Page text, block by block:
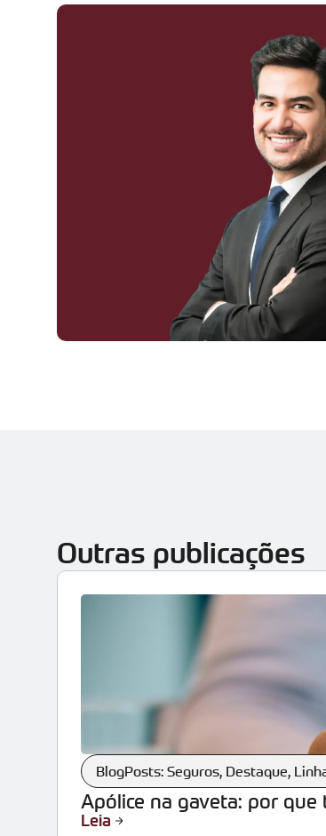
Outras publicações
BlogPosts: Seguros, Destaque,
Apólice na gaveta: por
Leia